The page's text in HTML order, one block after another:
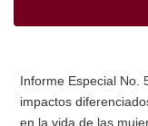
Informe Especial No.
impactos
en la vida de las